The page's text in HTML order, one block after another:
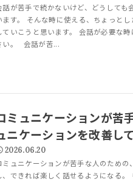
話が苦手で続かないけど、どうしても
ます。 そんな時に使える、ちょっと
ていこうと思います。 会話が必要な
い。 会話が苦...
ミュニケーションが苦
ニケーションを改善し
2026.06.20
ミュニケーションが苦手な人のための
、できれば楽しく話せるようになる